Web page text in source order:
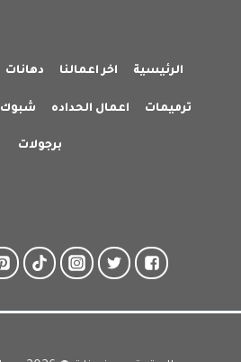
الرئيسية اخر اعمالنا دهانات
ترميمات اعمال الحداده شبوك
برجولات